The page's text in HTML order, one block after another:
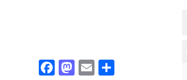
Facebook
Mastodon
EmailShare